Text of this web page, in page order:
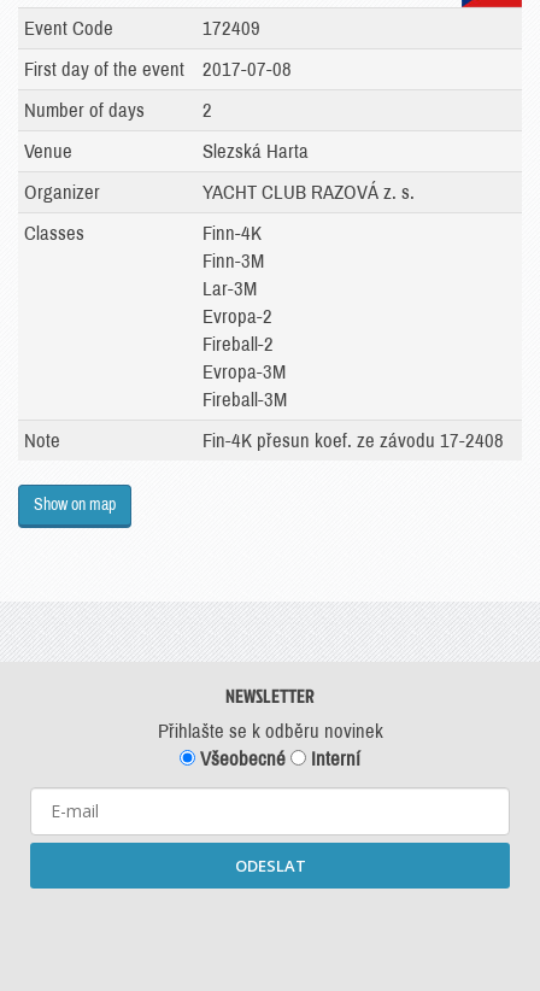
Event Code
172409
First day of the event
2017-07-08
Number of days
2
Venue
Slezská Harta
Organizer
YACHT CLUB RAZOVÁ z. s.
Classes
Finn-4K
Finn-3M
Lar-3M
Evropa-2
Fireball-2
Evropa-3M
Fireball-3M
Note
Fin-4K přesun koef. ze závodu 17-2408
Show on map
NEWSLETTER
Přihlašte se k odběru novinek
Všeobecné
Interní
ODESLAT